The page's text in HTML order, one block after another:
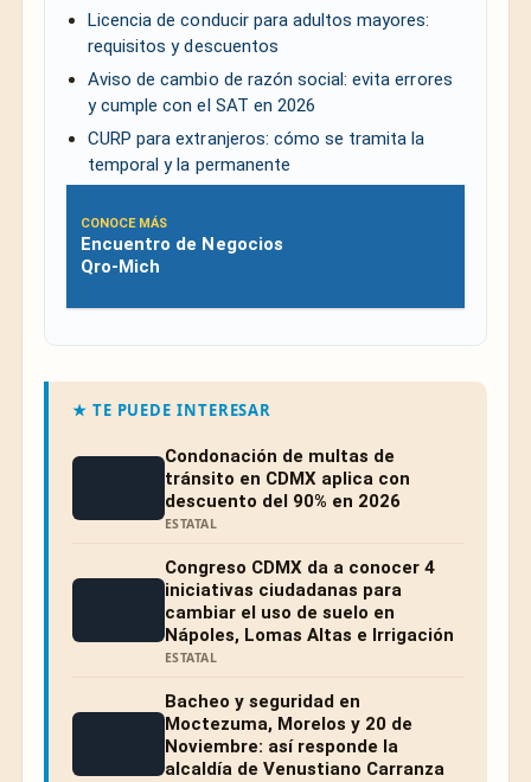
Licencia de conducir para adultos mayores:
requisitos y descuentos
Aviso de cambio de razón social: evita errores
y cumple con el SAT en 2026
CURP para extranjeros: cómo se tramita la
temporal y la permanente
CONOCE MÁS
Encuentro de Negocios
Qro-Mich
★ TE PUEDE INTERESAR
Condonación de multas de
tránsito en CDMX aplica con
descuento del 90% en 2026
ESTATAL
Congreso CDMX da a conocer 4
iniciativas ciudadanas para
cambiar el uso de suelo en
Nápoles, Lomas Altas e Irrigación
ESTATAL
Bacheo y seguridad en
Moctezuma, Morelos y 20 de
Noviembre: así responde la
alcaldía de Venustiano Carranza